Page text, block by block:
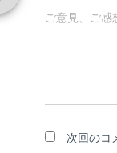
ご意見、ご感
次回のコ